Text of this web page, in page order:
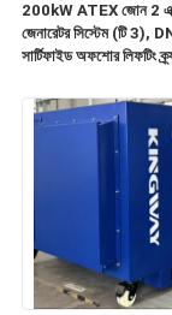
200kW ATEX জোন 2
জেনারেটর সিস্টেম (টি 3),
সার্টিফাইড অফশোর লিফটিং